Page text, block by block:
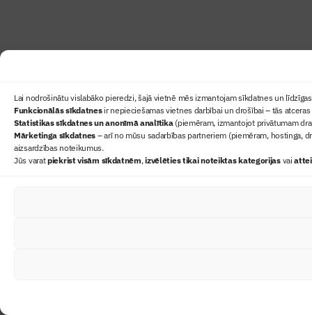
Lai nodrošinātu vislabāko pieredzi, šajā vietnē mēs izmantojam sīkdatnes un
Funkcionālās sīkdatnesir nepieciešamas vietnes darbībai un drošībai – tās
Statistikas sīkdatnes un anonīmā analītika(piemēram, izmantojot privātumam
Mārketinga sīkdatnes – arī no mūsu sadarbības partneriem (piemēram, hostinga,
aizsardzības noteikumus.
Jūs varatpiekrist visām sīkdatnēm,izvēlēties tikai noteiktas kategorijasvai